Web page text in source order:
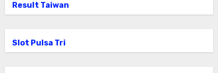
Result Taiwan
Slot Pulsa Tri